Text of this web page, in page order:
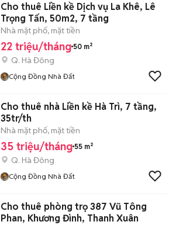
Cho thuê Liền kề Dịch vụ La Khê, Lê
Trọng Tấn, 50m2, 7 tầng
Nhà mặt phố, mặt tiền
22 triệu/tháng 50 m²
Q. Hà Đông
Cộng Đồng Nhà Đất
Cho thuê nhà Liền kề Hà Trì, 7 tầng,
35tr/th
Nhà mặt phố, mặt tiền
35 triệu/tháng 55 m²
Q. Hà Đông
Cộng Đồng Nhà Đất
Cho thuê phòng trọ 387 Vũ Tông
Phan, Khương Đình, Thanh Xuân